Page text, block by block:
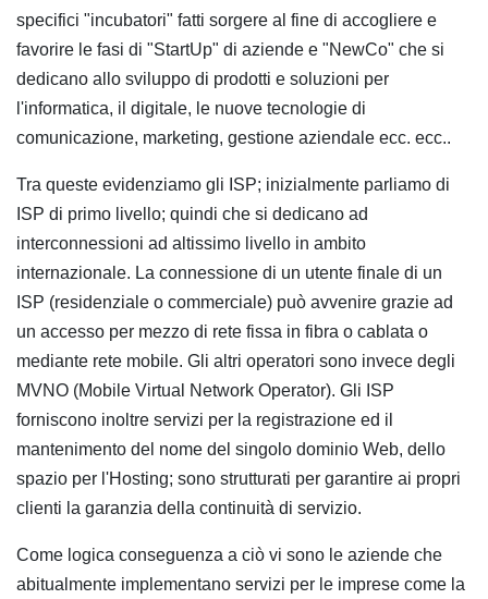
specifici "incubatori" fatti sorgere al fine di accogliere e
favorire le fasi di "StartUp" di aziende e "NewCo" che si
dedicano allo sviluppo di prodotti e soluzioni per
l'informatica, il digitale, le nuove tecnologie di
comunicazione, marketing, gestione aziendale ecc. ecc..
Tra queste evidenziamo gli ISP; inizialmente parliamo di
ISP di primo livello; quindi che si dedicano ad
interconnessioni ad altissimo livello in ambito
internazionale. La connessione di un utente finale di un
ISP (residenziale o commerciale) può avvenire grazie ad
un accesso per mezzo di rete fissa in fibra o cablata o
mediante rete mobile. Gli altri operatori sono invece degli
MVNO (Mobile Virtual Network Operator). Gli ISP
forniscono inoltre servizi per la registrazione ed il
mantenimento del nome del singolo dominio Web, dello
spazio per l'Hosting; sono strutturati per garantire ai propri
clienti la garanzia della continuità di servizio.
Come logica conseguenza a ciò vi sono le aziende che
abitualmente implementano servizi per le imprese come la